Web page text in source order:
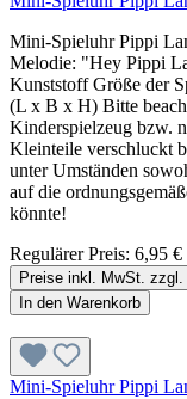
Mini-Spieluhr Pippi
Melodie: "Hey Pippi
Kunststoff Größe der
(L x B x H) Bitte
Kinderspielzeug bzw.
Kleinteile verschluckt
unter Umständen
auf die
könnte!
Regulärer Preis: 6,95 €
Preise inkl. MwSt.
In den Warenkorb
Mini-Spieluhr Pippi